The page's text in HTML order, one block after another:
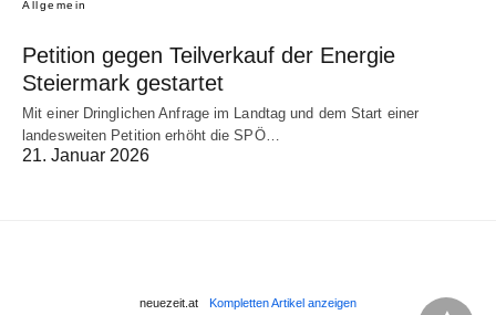
Allgemein
Petition gegen Teilverkauf der Energie
Steiermark gestartet
Mit einer Dringlichen Anfrage im Landtag und dem Start einer
landesweiten Petition erhöht die SPÖ…
21. Januar 2026
neuezeit.at Kompletten Artikel anzeigen